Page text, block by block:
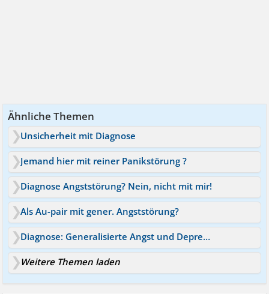
Ähnliche Themen
Unsicherheit mit Diagnose
Jemand hier mit reiner Panikstörung ?
Diagnose Angststörung? Nein, nicht mit mir!
Als Au-pair mit gener. Angststörung?
Diagnose: Generalisierte Angst und Depression
Weitere Themen laden